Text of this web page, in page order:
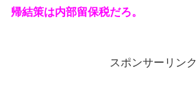
帰結策は内部留保税だろ。
スポンサーリンク